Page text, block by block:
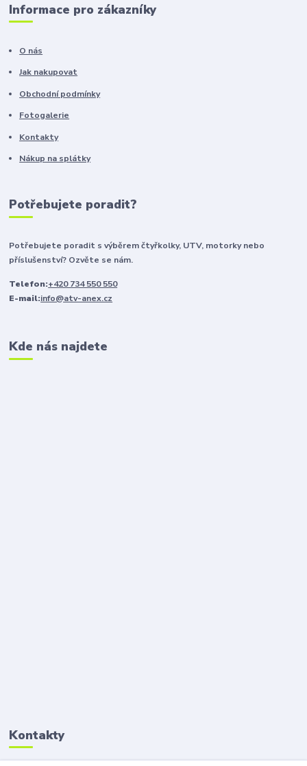
Informace pro zákazníky
O nás
Jak nakupovat
Obchodní podmínky
Fotogalerie
Kontakty
Nákup na splátky
Potřebujete poradit?
Potřebujete poradit s výběrem čtyřkolky, UTV, motorky nebo
příslušenství? Ozvěte se nám.
Telefon:+420 734 550 550
E-mail:info@atv-anex.cz
Kde nás najdete
Kontakty